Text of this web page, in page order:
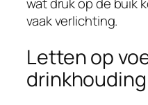
wat druk op de buik
vaak verlichting.
Letten op
drinkhouding